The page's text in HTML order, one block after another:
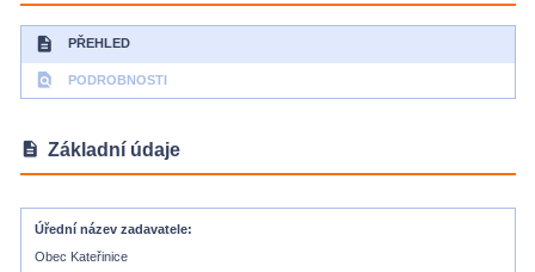
description PŘEHLED
find_in_page PODROBNOSTI
description Základní údaje
Úřední název zadavatele
Obec Kateřinice